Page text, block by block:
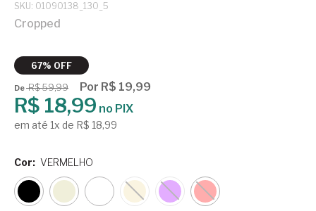
SKU: 01090138_130_5
Cropped
67% OFF
DeR$ 59,99 Por R$ 19,99
R$ 18,99 no PIX
em até 1x de R$ 18,99
Cor: VERMELHO